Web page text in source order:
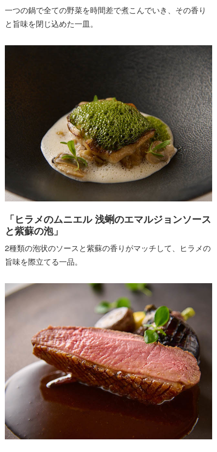
一つの鍋で全ての野菜を時間差で煮こんでいき、その香り
と旨味を閉じ込めた一皿。
「ヒラメのムニエル 浅蜊のエマルジョンソース
と紫蘇の泡」
2種類の泡状のソースと紫蘇の香りがマッチして、ヒラメの
旨味を際立てる一品。